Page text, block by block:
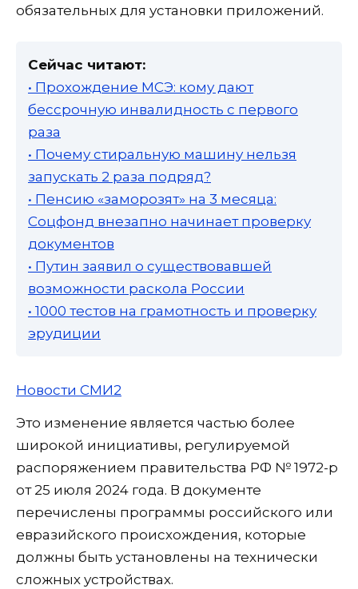
обязательных для установки приложений.
Сейчас читают:
• Прохождение МСЭ: кому дают
бессрочную инвалидность с первого
раза
• Почему стиральную машину нельзя
запускать 2 раза подряд?
• Пенсию «заморозят» на 3 месяца:
Соцфонд внезапно начинает проверку
документов
• Путин заявил о существовавшей
возможности раскола России
• 1000 тестов на грамотность и проверку
эрудиции
Новости СМИ2
Это изменение является частью более
широкой инициативы, регулируемой
распоряжением правительства РФ № 1972-р
от 25 июля 2024 года. В документе
перечислены программы российского или
евразийского происхождения, которые
должны быть установлены на технически
сложных устройствах.